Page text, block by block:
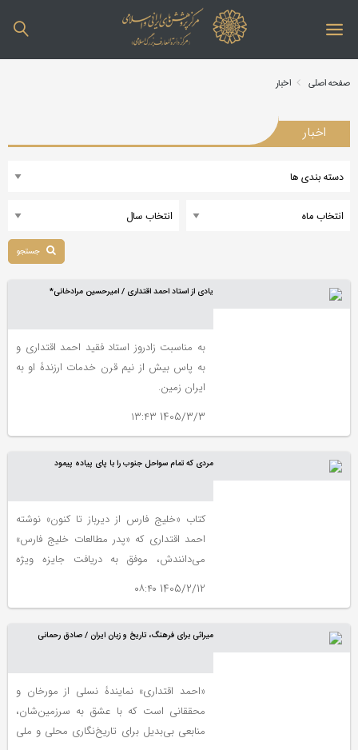
صفحه اصلی اخبار
اخبار
یادی از استاد احمد اقتداری / امیرحسین مرادخانی*
به مناسبت زادروز استاد فقید احمد اقتداری و
به پاس بیش از نیم قرن خدمات ارزندۀ او به
ایران زمین.
1405/3/3 ۱۳:۴۳
مردی که تمام سواحل جنوب را با پای پیاده پیمود
کتاب «خلیج فارس از دیرباز تا کنون» نوشته
احمد اقتداری که «پدر مطالعات خلیج فارس»
می‌دانندش، موفق به دریافت جایزه ویژه
1405/2/12 ۰۸:۴۰
میراثی برای فرهنگ، تاریخ و زبان ایران / صادق رحمانی
«احمد اقتداری» نمایندۀ نسلی از مورخان و
محققانی است که با عشق به سرزمین‌شان،
منابعی بی‌بدیل برای تاریخ‌نگاری محلی و ملی